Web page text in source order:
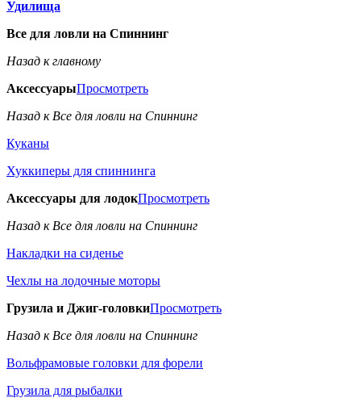
Удилища
Все для ловли на Спиннинг
Назад к главному
АксессуарыПросмотреть
Назад к Все для ловли на Спиннинг
Куканы
Хуккиперы для спиннинга
Аксессуары для лодокПросмотреть
Назад к Все для ловли на Спиннинг
Накладки на сиденье
Чехлы на лодочные моторы
Грузила и Джиг-головкиПросмотреть
Назад к Все для ловли на Спиннинг
Вольфрамовые головки для форели
Грузила для рыбалки